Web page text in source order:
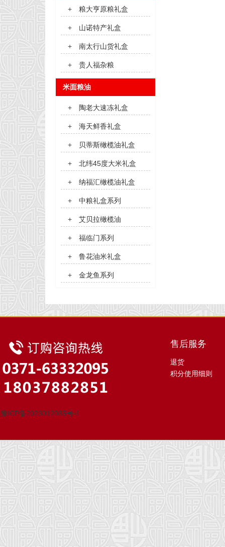
+ 粮大亨原粮礼盒
+ 山诺特产礼盒
+ 南太行山货礼盒
+ 贵人福杂粮
米面粮油
+ 陶老大速冻礼盒
+ 海天鲜香礼盒
+ 贝蒂斯橄榄油礼盒
+ 北纬45度大米礼盒
+ 纳福汇橄榄油礼盒
+ 中粮礼盒系列
+ 艾贝拉橄榄油
+ 福临门系列
+ 鲁花油米礼盒
+ 金龙鱼系列
豫ICP备2023012085号-1
售后服务
退货
积分使用细则